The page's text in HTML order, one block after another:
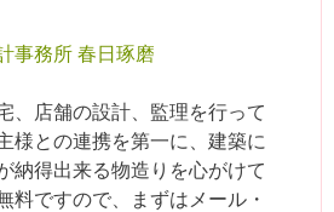
事務所 春日琢磨
、店舗の設計、監理を行って
様との連携を第一に、建築に
納得出来る物造りを心がけて
料ですので、まずはメール・